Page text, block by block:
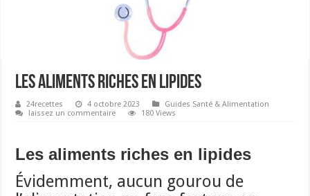
Les aliments riches en lipides
24recettes 4 octobre 2023
Guides Santé & Alimentation
laissez un commentaire
180 Views
Les aliments riches en lipides
Évidemment, aucun gourou de